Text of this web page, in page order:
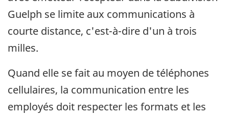
Guelph se limite aux communications à
courte distance, c'est-à-dire d'un à trois
milles.
Quand elle se fait au moyen de téléphones
cellulaires, la communication entre les
employés doit respecter les formats et les